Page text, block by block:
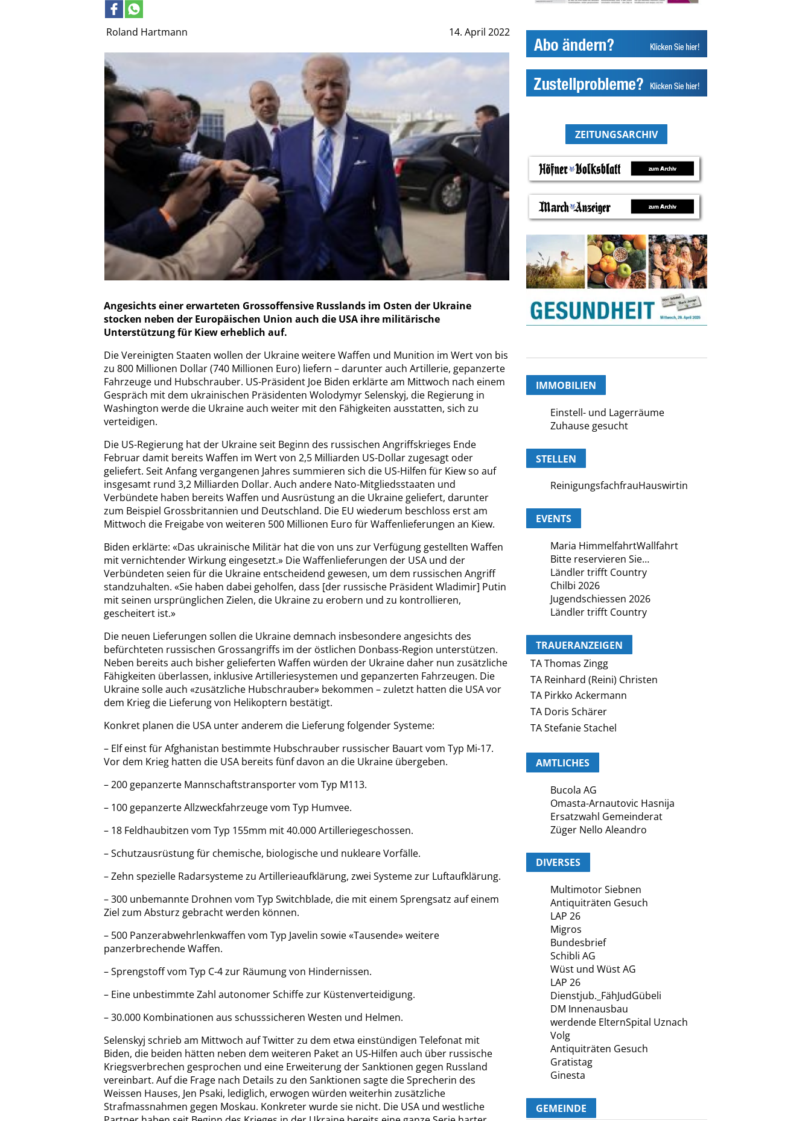
Roland Hartmann 14. April 2022
Angesichts einer erwarteten Grossoffensive Russlands im Osten der Ukraine
stocken neben der Europäischen Union auch die USA ihre militärische
Unterstützung für Kiew erheblich auf.
Die Vereinigten Staaten wollen der Ukraine weitere Waffen und Munition im Wert von bis
zu 800 Millionen Dollar (740 Millionen Euro) liefern – darunter auch Artillerie, gepanzerte
Fahrzeuge und Hubschrauber. US-Präsident Joe Biden erklärte am Mittwoch nach einem
Gespräch mit dem ukrainischen Präsidenten Wolodymyr Selenskyj, die Regierung in
Washington werde die Ukraine auch weiter mit den Fähigkeiten ausstatten, sich zu
verteidigen.
Die US-Regierung hat der Ukraine seit Beginn des russischen Angriffskrieges Ende
Februar damit bereits Waffen im Wert von 2,5 Milliarden US-Dollar zugesagt oder
geliefert. Seit Anfang vergangenen Jahres summieren sich die US-Hilfen für Kiew so auf
insgesamt rund 3,2 Milliarden Dollar. Auch andere Nato-Mitgliedsstaaten und
Verbündete haben bereits Waffen und Ausrüstung an die Ukraine geliefert, darunter
zum Beispiel Grossbritannien und Deutschland. Die EU wiederum beschloss erst am
Mittwoch die Freigabe von weiteren 500 Millionen Euro für Waffenlieferungen an Kiew.
Biden erklärte: «Das ukrainische Militär hat die von uns zur Verfügung gestellten Waffen
mit vernichtender Wirkung eingesetzt.» Die Waffenlieferungen der USA und der
Verbündeten seien für die Ukraine entscheidend gewesen, um dem russischen Angriff
standzuhalten. «Sie haben dabei geholfen, dass [der russische Präsident Wladimir] Putin
mit seinen ursprünglichen Zielen, die Ukraine zu erobern und zu kontrollieren,
gescheitert ist.»
Die neuen Lieferungen sollen die Ukraine demnach insbesondere angesichts des
befürchteten russischen Grossangriffs im der östlichen Donbass-Region unterstützen.
Neben bereits auch bisher gelieferten Waffen würden der Ukraine daher nun zusätzliche
Fähigkeiten überlassen, inklusive Artilleriesystemen und gepanzerten Fahrzeugen. Die
Ukraine solle auch «zusätzliche Hubschrauber» bekommen – zuletzt hatten die USA vor
dem Krieg die Lieferung von Helikoptern bestätigt.
Konkret planen die USA unter anderem die Lieferung folgender Systeme:
– Elf einst für Afghanistan bestimmte Hubschrauber russischer Bauart vom Typ Mi-17.
Vor dem Krieg hatten die USA bereits fünf davon an die Ukraine übergeben.
– 200 gepanzerte Mannschaftstransporter vom Typ M113.
– 100 gepanzerte Allzweckfahrzeuge vom Typ Humvee.
– 18 Feldhaubitzen vom Typ 155mm mit 40.000 Artilleriegeschossen.
– Schutzausrüstung für chemische, biologische und nukleare Vorfälle.
– Zehn spezielle Radarsysteme zu Artillerieaufklärung, zwei Systeme zur Luftaufklärung.
– 300 unbemannte Drohnen vom Typ Switchblade, die mit einem Sprengsatz auf einem
Ziel zum Absturz gebracht werden können.
– 500 Panzerabwehrlenkwaffen vom Typ Javelin sowie «Tausende» weitere
panzerbrechende Waffen.
– Sprengstoff vom Typ C-4 zur Räumung von Hindernissen.
– Eine unbestimmte Zahl autonomer Schiffe zur Küstenverteidigung.
– 30.000 Kombinationen aus schusssicheren Westen und Helmen.
Selenskyj schrieb am Mittwoch auf Twitter zu dem etwa einstündigen Telefonat mit
Biden, die beiden hätten neben dem weiteren Paket an US-Hilfen auch über russische
Kriegsverbrechen gesprochen und eine Erweiterung der Sanktionen gegen Russland
vereinbart. Auf die Frage nach Details zu den Sanktionen sagte die Sprecherin des
Weissen Hauses, Jen Psaki, lediglich, erwogen würden weiterhin zusätzliche
Strafmassnahmen gegen Moskau. Konkreter wurde sie nicht. Die USA und westliche
ZEITUNGSARCHIV
IMMOBILIEN
Einstell- und Lagerräume
Zuhause gesucht
STELLEN
ReinigungsfachfrauHauswirtin
EVENTS
Maria HimmelfahrtWallfahrt
Bitte reservieren Sie…
Ländler trifft Country
Chilbi 2026
Jugendschiessen 2026
Ländler trifft Country
TRAUERANZEIGEN
TA Thomas Zingg
TA Reinhard (Reini) Christen
TA Pirkko Ackermann
TA Doris Schärer
TA Stefanie Stachel
AMTLICHES
Bucola AG
Omasta-Arnautovic Hasnija
Ersatzwahl Gemeinderat
Züger Nello Aleandro
DIVERSES
Multimotor Siebnen
Antiquiträten Gesuch
LAP 26
Migros
Bundesbrief
Schibli AG
Wüst und Wüst AG
LAP 26
Dienstjub._FähJudGübeli
DM Innenausbau
werdende ElternSpital Uznach
Volg
Antiquiträten Gesuch
Gratistag
Ginesta
GEMEINDE